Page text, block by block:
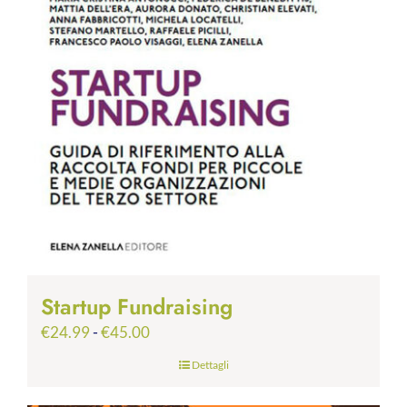
Startup Fundraising
€24.99-€45.00Fascia
Dettagli